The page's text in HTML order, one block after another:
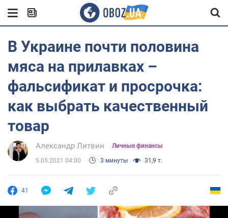
В Украине почти половина
мяса на прилавках –
фальсификат и просрочка:
как выбрать качественный
товар
Александр Литвин Личные финансы
5.05.2021 04:00 3 минуты 31,9 т.
41